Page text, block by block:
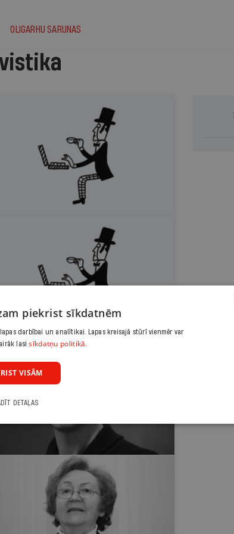
OLIGARHU SARUNAS
piekrist sīkdatnēm
darbībai un analītikai. Lapas kreisajā stūrī vienmēr var
lasisīkdatņu politikā.
VISĀM
DETAĻAS